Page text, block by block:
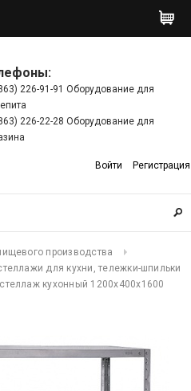
226-91-91 Оборудование для
226-22-28 Оборудование для
Войти Регистрация
производства
для кухни, тележки-шпильки
кухонный 1200х400х1600